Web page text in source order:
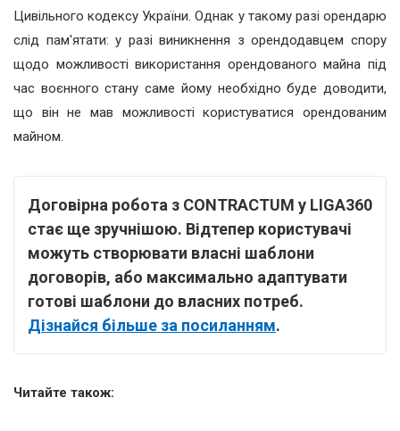
Цивільного кодексу України. Однак у такому разі орендарю
слід пам'ятати: у разі виникнення з орендодавцем спору
щодо можливості використання орендованого майна під
час воєнного стану саме йому необхідно буде доводити,
що він не мав можливості користуватися орендованим
майном.
Договірна робота з CONTRACTUM у LIGA360
стає ще зручнішою. Відтепер користувачі
можуть створювати власні шаблони
договорів, або максимально адаптувати
готові шаблони до власних потреб.
Дізнайся більше за посиланням.
Читайте також: